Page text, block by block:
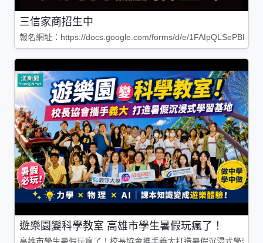
三信家商招生中
報名網址：https://docs.google.com/forms/d/e/
遊樂園變科學教室 高雄市學生暑假玩瘋了！
高雄市學生暑假玩瘋了！校長協會攜手義大打造暑假沉浸式學習基